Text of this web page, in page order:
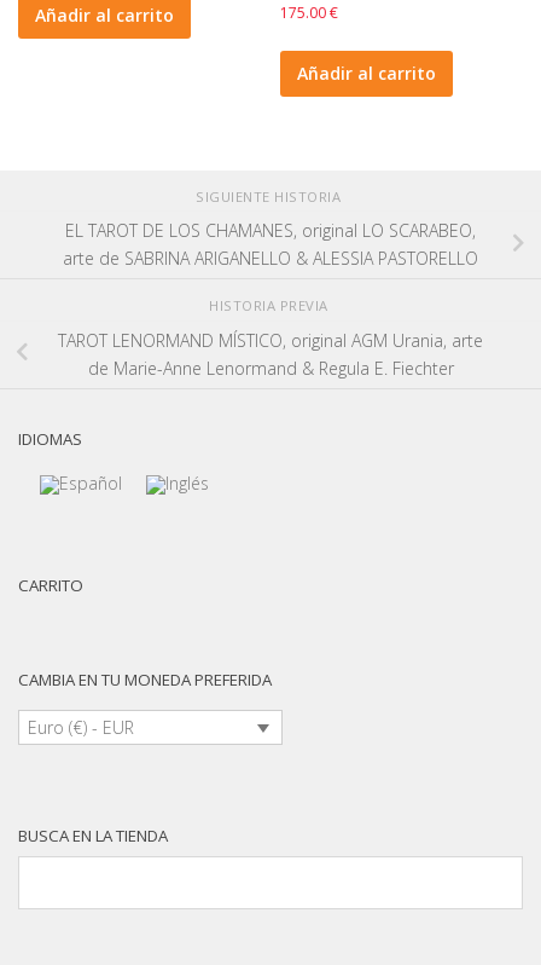
Añadir al carrito 175.00€
Añadir al carrito
SIGUIENTE HISTORIA
EL TAROT DE LOS CHAMANES, original LO SCARABEO,
arte de SABRINA ARIGANELLO & ALESSIA PASTORELLO
HISTORIA PREVIA
TAROT LENORMAND MÍSTICO, original AGM Urania, arte
de Marie-Anne Lenormand & Regula E. Fiechter
IDIOMAS
CARRITO
CAMBIA EN TU MONEDA PREFERIDA
Euro (€) - EUR
BUSCA EN LA TIENDA